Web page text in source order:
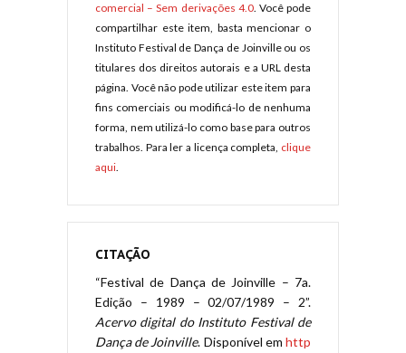
comercial – Sem derivações 4.0. Você pode
compartilhar este item, basta mencionar o
Instituto Festival de Dança de Joinville ou os
titulares dos direitos autorais e a URL desta
página. Você não pode utilizar este item para
fins comerciais ou modificá-lo de nenhuma
forma, nem utilizá-lo como base para outros
trabalhos. Para ler a licença completa, clique
aqui.
CITAÇÃO
“Festival de Dança de Joinville – 7a.
Edição – 1989 – 02/07/1989 – 2”.
Acervo digital do Instituto Festival de
Dança de Joinville. Disponível emhttp